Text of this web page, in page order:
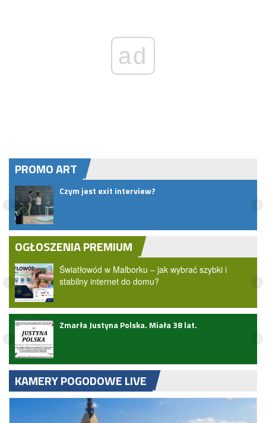
ad
PROMO ART
Czym jest exit interview?
OGŁOSZENIA PREMIUM
Światłowód w Malborku – jak wybrać szybki i
stabilny internet do domu?
Zmarła Justyna Polska. Miała 38 lat.
KAMERY POGODOWE LIVE